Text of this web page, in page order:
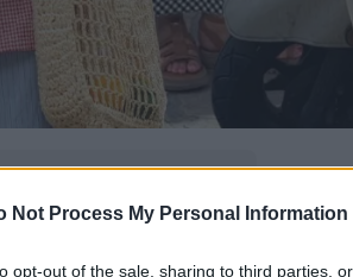
Not Process My Personal Information
opt-out of the sale, sharing to third parties,
πιο συχνά